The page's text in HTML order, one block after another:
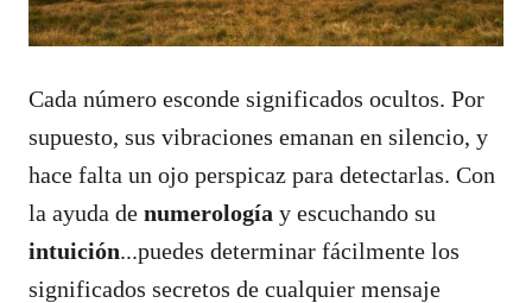
Cada número esconde significados ocultos. Por
supuesto, sus vibraciones emanan en silencio, y
hace falta un ojo perspicaz para detectarlas. Con
la ayuda de numerología y escuchando su
intuición...puedes determinar fácilmente los
significados secretos de cualquier mensaje